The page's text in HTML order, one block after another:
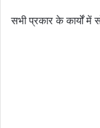
सभी प्रकार के कार्यों में